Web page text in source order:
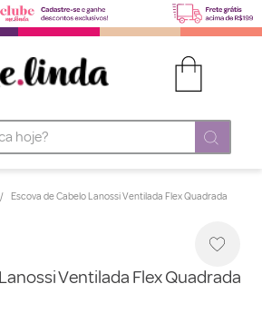
Escova de Cabelo Lanossi Ventilada Flex Quadrada
Ventilada Flex Quadrada